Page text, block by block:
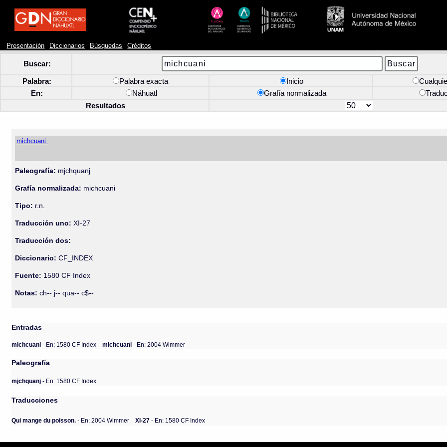
Presentación Diccionarios Búsquedas Créditos
Buscar:
Palabra: Palabra exacta Inicio
En:
Náhuatl Grafía normalizada
Resultados
michcuani
Paleografía: mjchquanj
Grafía normalizada: michcuani
Tipo: r.n.
Traducción uno: XI-27
Traducción dos:
Diccionario:CF_INDEX
Fuente: 1580 CF Index
Notas: ch-- j-- qua-- c$--
Entradas
michcuani- En: 1580 CF Index michcuani- En: 2004 Wimmer
Paleografía
mjchquanj - En: 1580 CF Index
Traducciones
Qui mange du poisson. - En: 2004 Wimmer XI-27 - En: 1580 CF Index